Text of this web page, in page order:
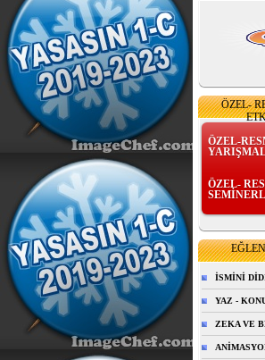
ÖZEL-
ÖZEL-
ÖZEL-
İSMİNİ
YAZ -
ZEKA VE